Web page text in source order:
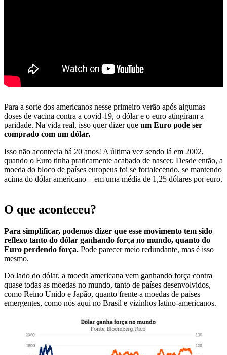
Para a sorte dos americanos nesse primeiro verão após algumas
doses de vacina contra a covid-19, o dólar e o euro atingiram a
paridade. Na vida real, isso quer dizer que um Euro pode ser
comprado com um dólar.
Isso não acontecia há 20 anos! A última vez sendo lá em 2002,
quando o Euro tinha praticamente acabado de nascer. Desde então, a
moeda do bloco de países europeus foi se fortalecendo, se mantendo
acima do dólar americano – em uma média de 1,25 dólares por euro.
O que aconteceu?
Para simplificar, podemos dizer que esse movimento tem sido
reflexo tanto do dólar ganhando força no mundo, quanto do
Euro perdendo força. Pode parecer meio redundante, mas é isso
mesmo.
Do lado do dólar, a moeda americana vem ganhando força contra
quase todas as moedas no mundo, tanto de países desenvolvidos,
como Reino Unido e Japão, quanto frente a moedas de países
emergentes, como nós aqui no Brasil e vizinhos latino-americanos.